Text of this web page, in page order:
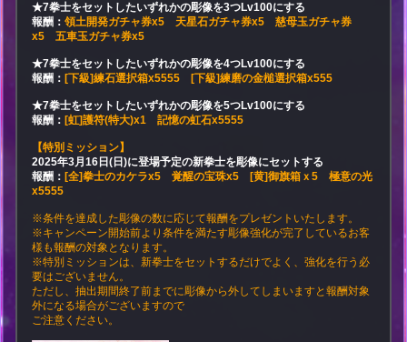
★7拳士をセットしたいずれかの彫像を3つLv100にする
報酬：領土開発ガチャ券x5 天星石ガチャ券x5 慈母玉ガチャ券
x5 五車玉ガチャ券x5
★7拳士をセットしたいずれかの彫像を4つLv100にする
報酬： [下級]練石選択箱x5555 [下級]練磨の金槌選択箱x555
★7拳士をセットしたいずれかの彫像を5つLv100にする
報酬： [虹]護符(特大)x1 記憶の虹石x5555
【特別ミッション】
2025年3月16日(日)に登場予定の新拳士を彫像にセットする
報酬： [全]拳士のカケラx5 覚醒の宝珠x5 [黄]御旗箱ｘ5 極意の光
x5555
※条件を達成した彫像の数に応じて報酬をプレゼントいたします。
※キャンペーン開始前より条件を満たす彫像強化が完了しているお客
様も報酬の対象となります。
※特別ミッションは、新拳士をセットするだけでよく、強化を行う必
要はございません。
ただし、抽出期間終了前までに彫像から外してしまいますと報酬対象
外になる場合がございますので
ご注意ください。